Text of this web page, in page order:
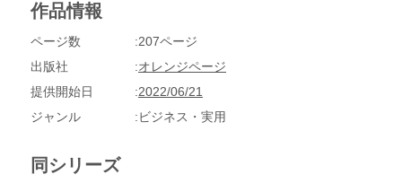
食材別にレシピが選べるから、迷うことがない！ これがあれ
♪ ------------------------------ CONTENTS うちの定番食材レシピv
ol.4 献立にもう迷わない！じゃがいもあったら、これつく
くってみた ●じゃがいもお買い物メモ これ合わせとけば間
違いない！ 名コンビ！ じゃがいも×豚こまの大絶賛レシピ
テトグラタン／インスタ映えも抜群！ 話題のじゃがいも魅せ
作品情報
ページ数
207ページ
出版社
オレンジページ
提供開始日
2022/06/21
ジャンル
ビジネス・実用
同シリーズ